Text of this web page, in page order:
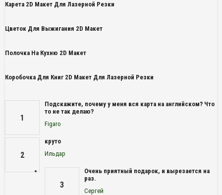
Карета 2D Макет Для Лазерной Резки
Цветок Для Выжигания 2D Макет
Полочка На Кухню 2D Макет
Коробочка Для Книг 2D Макет Для Лазерной Резки
1
Подскажите, почему у меня вся карта на английском? Что
то не так делаю?
Figaro
2
круто
Ильдар
3
Очень приятный подарок, и вырезается на
раз.
Сергей